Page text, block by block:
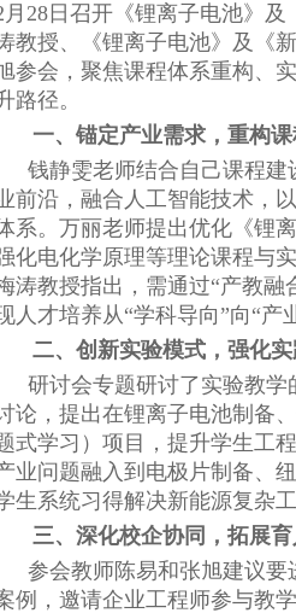
月28日召开《锂离子电池》
教授、《锂离子电池》及《
参会，聚焦课程体系重构、
路径。
一、锚定产业需求，重构
钱静雯老师结合自己课程
前沿，融合人工智能技术，
系。万丽老师提出优化《锂
化电化学原理等理论课程与
涛教授指出，需通过“产教
人才培养从“学科导向”向“产
二、创新实验模式，强化
研讨会专题研讨了实验教学
论，提出在锂离子电池制备
式学习）项目，提升学生工
业问题融入到电极片制备、
生系统习得解决新能源复杂
三、深化校企协同，拓展
参会教师陈易和张旭建议
例，邀请企业工程师参与教